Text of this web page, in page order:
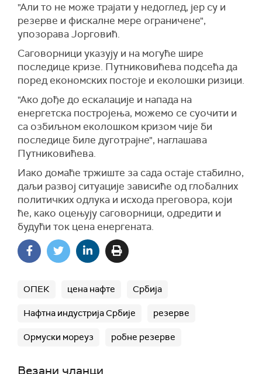
"Али то не може трајати у недоглед, јер су и
резерве и фискалне мере ограничене",
упозорава Јорговић.
Саговорници указују и на могуће шире
последице кризе. Путниковићева подсећа да
поред економских постоје и еколошки ризици.
"Ако дође до ескалације и напада на
енергетска постројења, можемо се суочити и
са озбиљном еколошком кризом чије би
последице биле дуготрајне", наглашава
Путниковићева.
Иако домаће тржиште за сада остаје стабилно,
даљи развој ситуације зависиће од глобалних
политичких одлука и исхода преговора, који
ће, како оцењују саговорници, одредити и
будући ток цена енергената.
ОПЕК цена нафте Србија
Нафтна индустрија Србије резерве
Ормуски мореуз робне резерве
Везани чланци